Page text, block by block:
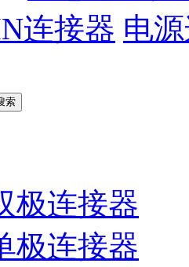
连接器 电
极连接器
极连接器